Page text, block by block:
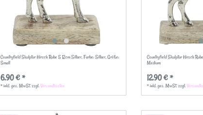
Countryfield Skulptur Hirsch Rube S 12cm Silber, Farbe: Silber, Größe:
Small
6,90 € *
*inkl. ges. MwSt.zzgl.Versandkosten
Countryfield Skulptur Hirsch
Medium
12,90 € *
*inkl. ges. MwSt.zzgl.